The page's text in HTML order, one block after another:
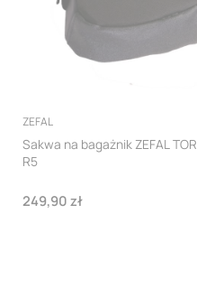
PRODUCENT
ZEFAL
Sakwa na bagażnik ZEFAL
R5
Cena
249,90 zł